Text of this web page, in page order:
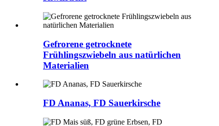
Gefrorene getrocknete
Frühlingszwiebeln aus natürlichen
Materialien
FD Ananas, FD Sauerkirsche